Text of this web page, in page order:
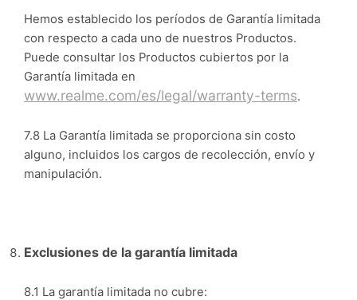
Hemos establecido los períodos de Garantía limitada
con respecto a cada uno de nuestros Productos.
Puede consultar los Productos cubiertos por la
Garantía limitada en
www.realme.com/es/legal/warranty-terms.
7.8 La Garantía limitada se proporciona sin costo
alguno, incluidos los cargos de recolección, envío y
manipulación.
Exclusiones de la garantía limitada
8.1 La garantía limitada no cubre: